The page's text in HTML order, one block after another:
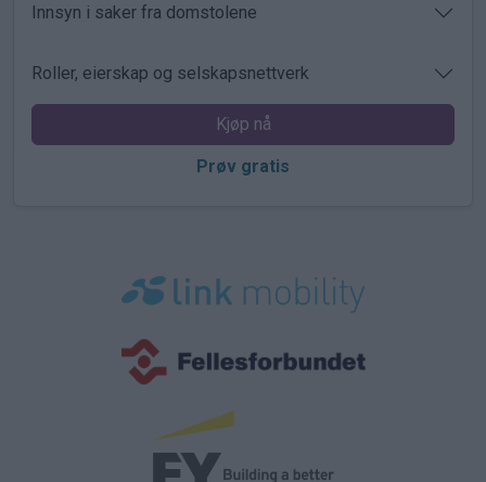
Innsyn i saker fra domstolene
Roller, eierskap og selskapsnettverk
Kjøp nå
Prøv gratis